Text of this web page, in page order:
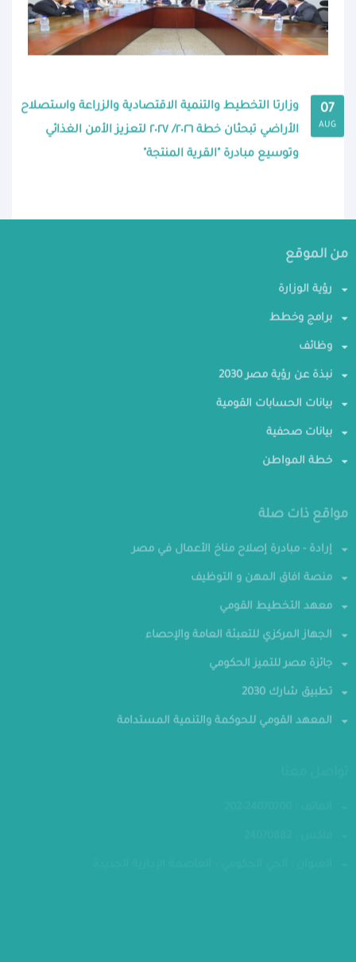
07
AUG
وزارتا التخطيط والتنمية الاقتصادية والزراعة واستصلاح
الأراضي تبحثان خطة ٢٠٢٦/ ٢٠٢٧ لتعزيز الأمن الغذائي
وتوسيع مبادرة "القرية المنتجة"
من الموقع
رؤية الوزارة
برامج وخطط
وظائف
نبذة عن رؤية مصر 2030
بيانات الحسابات القومية
بيانات صحفية
خطة المواطن
مواقع ذات صلة
إرادة - مبادرة إصلاح مناخ الأعمال في مصر
منصة افاق المهن و التوظيف
معهد التخطيط القومي
الجهاز المركزي للتعبئة العامة والإحصاء
جائزة مصر للتميز الحكومي
تطبيق شارك 2030
المعهد القومي للحوكمة والتنمية المستدامة